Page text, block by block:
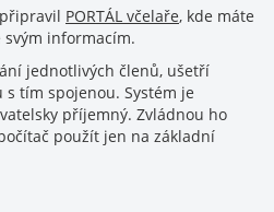
PORTÁL včelaře, kde máte
svým informacím.
jednotlivých členů, ušetří
tím spojenou. Systém je
příjemný. Zvládnou ho
použít jen na základní